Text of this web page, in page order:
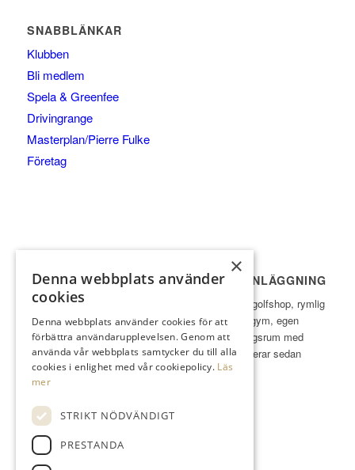
SNABBLÄNKAR
Klubben
Bli medlem
Spela & Greenfee
Drivingrange
Masterplan/Pierre Fulke
Företag
ÅGESTA GK – EN KOMPLETT GOLFANLÄGGNING
Vi erbjuder 18-hålsbana, 9-hålsbana, restaurang, golfshop, rymlig
Drivingrange med svingstudio och simulatorgolf, gym, egen
slaghall inomhus, konferensrum, samt omklädningsrum med
dusch och bastu. Klubben bildades 1958 och huserar sedan
mitten på 60-talet på Ågesta. Varmt Välkommen!
KONTAKT
×
Denna webbplats använder
cookies
Denna webbplats använder cookies för att
förbättra användarupplevelsen. Genom att
använda vår webbplats samtycker du till alla
cookies i enlighet med vår cookiepolicy. Läs
mer
STRIKT NÖDVÄNDIGT
PRESTANDA